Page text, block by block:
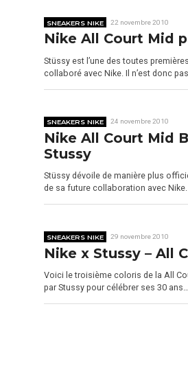
SNEAKERS NIKE 22 novembre 2010
Nike All Court Mid
Stüssy est l’une des toutes
collaboré avec Nike. Il n’est donc
SNEAKERS NIKE 24 novembre 2010
Nike All Court Mid
Stussy
Stüssy dévoile de manière plus
de sa future collaboration avec
SNEAKERS NIKE 29 novembre 2010
Nike x Stussy – All
Voici le troisième coloris de la All
par Stussy pour célébrer ses 30 ans…